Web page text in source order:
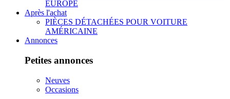
EUROPE
Après l'achat
PIÈCES DÉTACHÉES POUR VOITURE
AMÉRICAINE
Annonces
Petites annonces
Neuves
Occasions